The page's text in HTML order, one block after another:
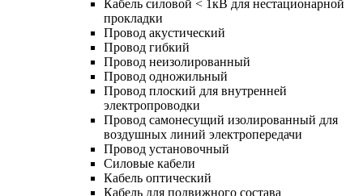
Кабель силовой < 1кВ для нестационарной
прокладки
Провод акустический
Провод гибкий
Провод неизолированный
Провод одножильный
Провод плоский для внутренней
электропроводки
Провод самонесущий изолированный для
воздушных линий электропередачи
Провод установочный
Силовые кабели
Кабель оптический
Кабель для подвижного состава